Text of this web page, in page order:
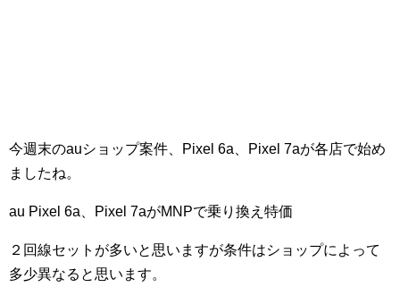
今週末のauショップ案件、Pixel 6a、Pixel 7aが各店で始め
ましたね。
au Pixel 6a、Pixel 7aがMNPで乗り換え特価
２回線セットが多いと思いますが条件はショップによって
多少異なると思います。